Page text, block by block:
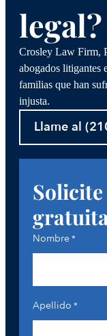
legal?
Crosley Law Firm,
abogados litigantes
familias que han
injusta.
Llame al
Nombre*
Apellido *